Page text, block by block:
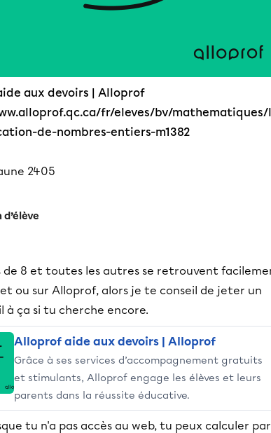
aux devoirs | Alloprof
fr/eleves/bv/mathematiques/
de-nombres-entiers-m1382
2405
de 8 et toutes les autres se retrouvent
ou sur Alloprof, alors je te conseil de jeter un
à ça si tu cherche encore.
Alloprof aide aux devoirs | Alloprof
Grâce à ses services d’accompagnement gratuits
et stimulants, Alloprof engage les élèves et leurs
parents dans la réussite éducative.
tu n'a pas accès au web, tu peux calculer par